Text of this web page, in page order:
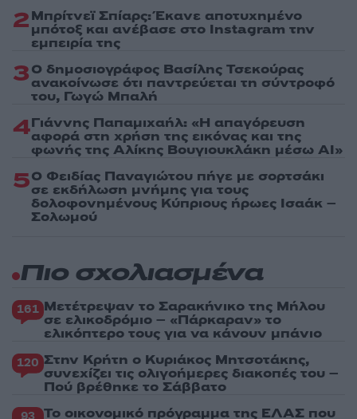
2Μπρίτνεϊ Σπίαρς: Έκανε αποτυχημένο
μπότοξ και ανέβασε στο Instagram την
εμπειρία της
3Ο δημοσιογράφος Βασίλης Τσεκούρας
ανακοίνωσε ότι παντρεύεται τη σύντροφό
του, Γωγώ Μπαλή
4Γιάννης Παπαμιχαήλ: «Η απαγόρευση
αφορά στη χρήση της εικόνας και της
φωνής της Αλίκης Βουγιουκλάκη μέσω AI»
5Ο Φειδίας Παναγιώτου πήγε με σορτσάκι
σε εκδήλωση μνήμης για τους
δολοφονημένους Κύπριους ήρωες Ισαάκ –
Σολωμού
Πιο σχολιασμένα
161 Μετέτρεψαν το Σαρακήνικο της Μήλου
σε ελικοδρόμιο – «Πάρκαραν» το
ελικόπτερο τους για να κάνουν μπάνιο
120 Στην Κρήτη ο Κυριάκος Μητσοτάκης,
συνεχίζει τις ολιγοήμερες διακοπές του –
Πού βρέθηκε το Σάββατο
93 Το οικονομικό πρόγραμμα της ΕΛΑΣ που